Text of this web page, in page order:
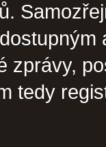
zprávy,
tedy